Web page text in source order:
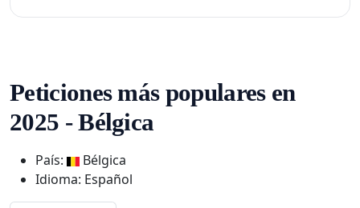
Peticiones más populares en
2025 - Bélgica
País:
Bélgica
Idioma: Español